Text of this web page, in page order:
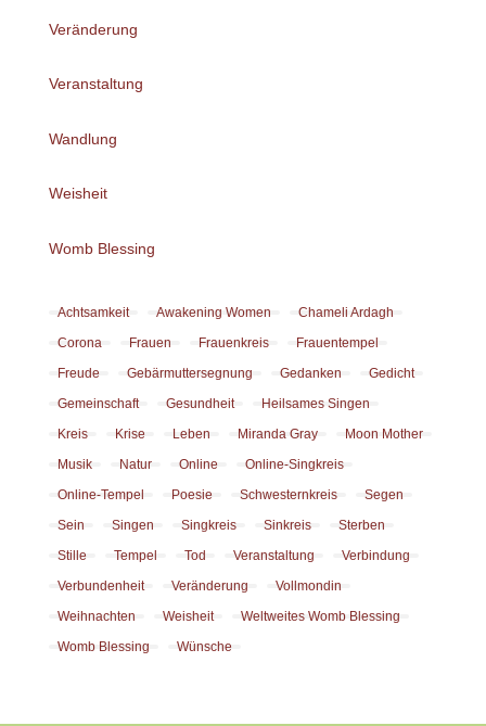
Veränderung
Veranstaltung
Wandlung
Weisheit
Womb Blessing
Achtsamkeit Awakening Women
Chameli Ardagh
Corona
Frauen Frauenkreis
Frauentempel
Freude
Gebärmuttersegnung Gedanken
Gedicht
Gemeinschaft
Gesundheit
Heilsames Singen
Kreis
Krise Leben Miranda Gray
Moon Mother
Musik
Natur Online
Online-Singkreis
Online-Tempel
Poesie Schwesternkreis
Segen
Sein
Singen Singkreis Sinkreis
Sterben
Stille
Tempel Tod Veranstaltung
Verbindung
Verbundenheit
Veränderung
Vollmondin
Weihnachten
Weisheit
Weltweites Womb Blessing
Womb Blessing
Wünsche